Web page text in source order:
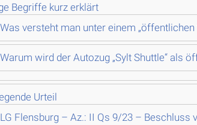
Begriffe kurz erklärt
Was versteht man unter einem
Warum wird der Autozug „Sylt Shuttle“ als
Urteil
LG Flensburg – Az.: II Qs 9/23 – Beschluss